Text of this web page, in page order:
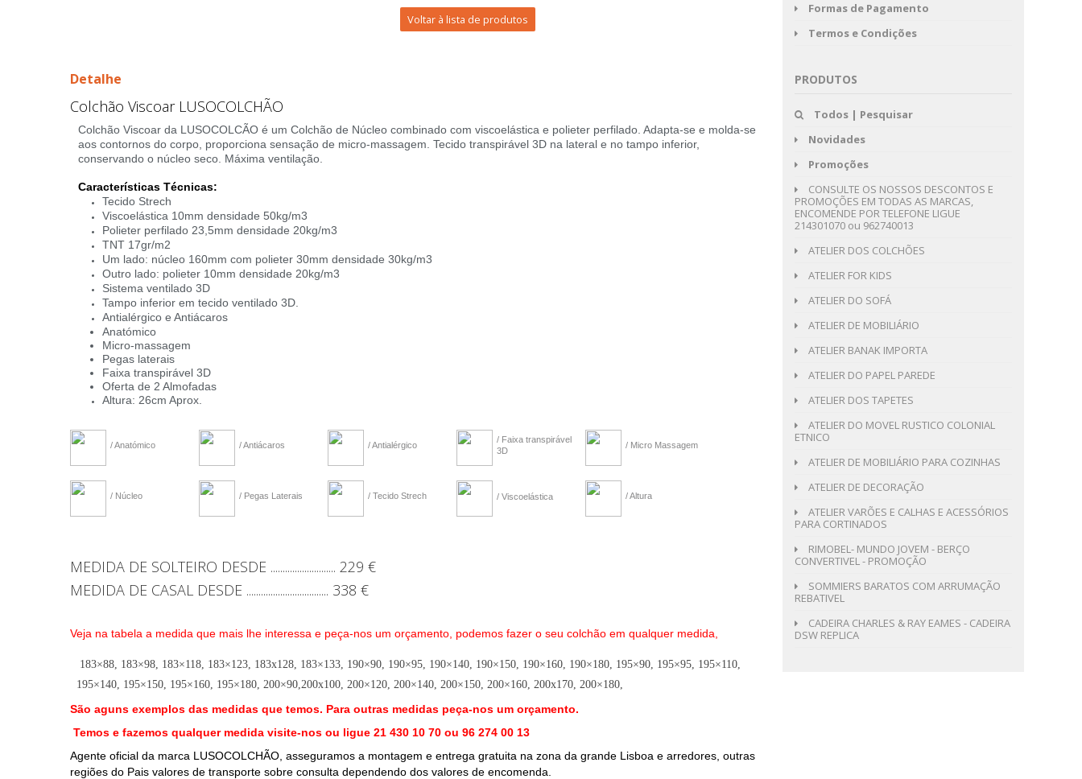
Voltar à lista de produtos
Detalhe
Colchão Viscoar LUSOCOLCHÃO
Colchão Viscoar da LUSOCOLCÃO é um Colchão de Núcleo combinado com viscoelástica e polieter perfilado. Adapta-se e molda-se
aos contornos do corpo, proporciona sensação de micro-massagem. Tecido transpirável 3D na lateral e no tampo inferior,
conservando o núcleo seco. Máxima ventilação.
Características Técnicas:
Tecido Strech
Viscoelástica 10mm densidade 50kg/m3
Polieter perfilado 23,5mm densidade 20kg/m3
TNT 17gr/m2
Um lado: núcleo 160mm com polieter 30mm densidade 30kg/m3
Outro lado: polieter 10mm densidade 20kg/m3
Sistema ventilado 3D
Tampo inferior em tecido ventilado 3D.
Antialérgico e Antiácaros
Anatómico
Micro-massagem
Pegas laterais
Faixa transpirável 3D
Oferta de 2 Almofadas
Altura: 26cm Aprox.
/ Anatómico / Antiácaros / Antialérgico
/ Faixa transpirável
3D
/ Micro Massagem
/ Núcleo / Pegas Laterais / Tecido Strech / Viscoelástica / Altura
MEDIDA DE SOLTEIRO DESDE ........................... 229 €
MEDIDA DE CASAL DESDE .................................. 338 €
Veja na tabela a medida que mais lhe interessa e peça-nos um orçamento, podemos fazer o seu colchão em qualquer medida,
183×88, 183×98, 183×118, 183×123, 183x128, 183×133, 190×90, 190×95, 190×140, 190×150, 190×160, 190×180, 195×90, 195×95, 195×110,
195×140, 195×150, 195×160, 195×180, 200×90,200x100, 200×120, 200×140, 200×150, 200×160, 200x170, 200×180,
São aguns exemplos das medidas que temos. Para outras medidas peça-nos um orçamento.
Temos e fazemos qualquer medida visite-nos ou ligue 21 430 10 70 ou 96 274 00 13
Agente oficial da marca LUSOCOLCHÃO, asseguramos a montagem e entrega gratuita na zona da grande Lisboa e arredores , outras
regiões do Pais valores de transporte sobre consulta dependendo dos valores de encomenda.
Formas de Pagamento
Termos e Condições
PRODUTOS
Todos | Pesquisar
Novidades
Promoções
CONSULTE OS NOSSOS DESCONTOS E
PROMOÇÕES EM TODAS AS MARCAS,
ENCOMENDE POR TELEFONE LIGUE
214301070 ou 962740013
ATELIER DOS COLCHÕES
ATELIER FOR KIDS
ATELIER DO SOFÁ
ATELIER DE MOBILIÁRIO
ATELIER BANAK IMPORTA
ATELIER DO PAPEL PAREDE
ATELIER DOS TAPETES
ATELIER DO MOVEL RUSTICO COLONIAL
ETNICO
ATELIER DE MOBILIÁRIO PARA COZINHAS
ATELIER DE DECORAÇÃO
ATELIER VARÕES E CALHAS E ACESSÓRIOS
PARA CORTINADOS
RIMOBEL- MUNDO JOVEM - BERÇO
CONVERTIVEL - PROMOÇÃO
SOMMIERS BARATOS COM ARRUMAÇÃO
REBATIVEL
CADEIRA CHARLES & RAY EAMES - CADEIRA
DSW REPLICA